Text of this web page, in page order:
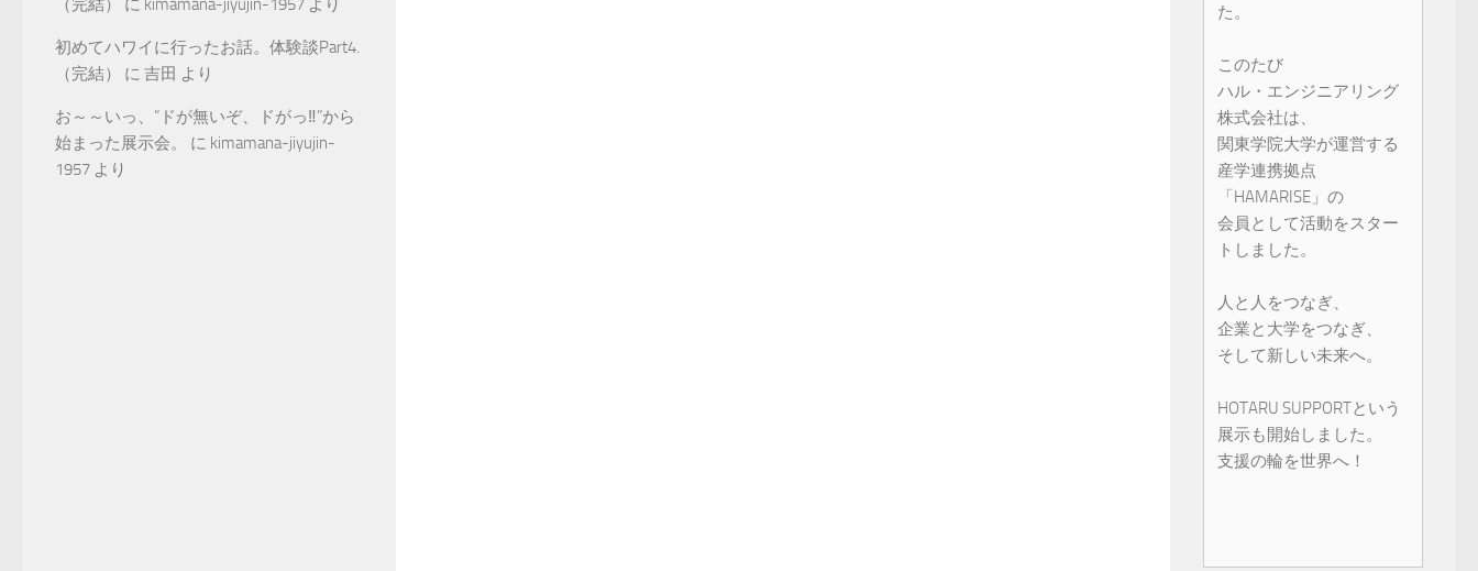
（完結）
に kimamana-jiyujin-1957 より
初めてハワイに行ったお話。体験談Part4.
（完結）
に 吉田 より
お～～いっ、”ドが無いぞ、ドがっ‼”から
始まった展示会。
に kimamana-jiyujin-
1957 より
た。
このたび
ハル・エンジニアリング
株式会社は、
関東学院大学が運営する
産学連携拠点
「HAMARISE」の
会員として活動をスター
トしました。
人と人をつなぎ、
企業と大学をつなぎ、
そして新しい未来へ。
HOTARU SUPPORTという
展示も開始しました。
支援の輪を世界へ！